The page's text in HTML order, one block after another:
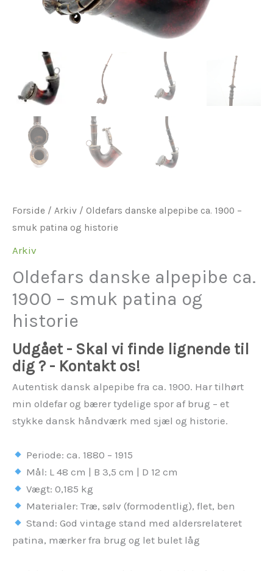
Forside / Arkiv / Oldefars danske alpepibe ca. 1900 –
smuk patina og historie
Arkiv
Oldefars danske alpepibe ca.
1900 – smuk patina og
historie
Udgået - Skal vi finde lignende til
dig ? - Kontakt os!
Autentisk dansk alpepibe fra ca. 1900. Har tilhørt
min oldefar og bærer tydelige spor af brug – et
stykke dansk håndværk med sjæl og historie.
Periode: ca. 1880 – 1915
Mål: L 48 cm | B 3,5 cm | D 12 cm
Vægt: 0,185 kg
Materialer: Træ, sølv (formodentlig), flet, ben
Stand: God vintage stand med aldersrelateret
patina, mærker fra brug og let bulet låg